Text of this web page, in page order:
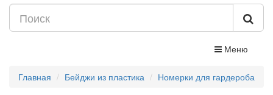
Меню
Главная Бейджи из пластика Номерки для гардероба